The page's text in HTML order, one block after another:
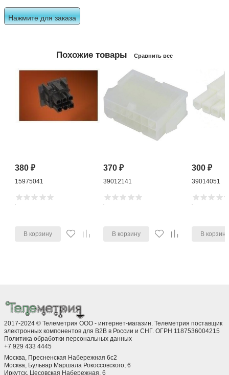
Нажмите для заказа
Похожие товары Сравнить все
380₽
15975041
В корзину
370₽
39012141
В корзину
300₽
39014051
В корзину
2017-2024 © Телеметрия ООО - интернет-магазин. Телеметрия поставщик
электронных компонентов для B2B в России и СНГ. ОГРН 1187536004215
Политика обработки персональных данных
+7 929 433 4445
Москва, Пресненская Набережная 6с2
Москва, ​Бульвар Маршала Рокоссовского, 6
Иркутск, ​Цесовская Набережная, 6